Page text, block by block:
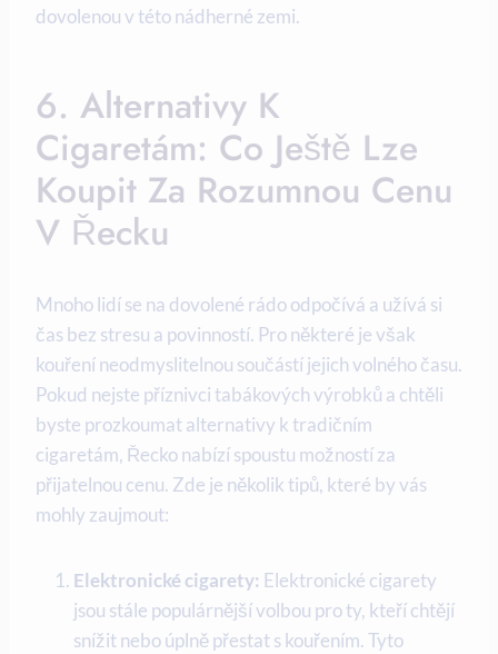
dovolenou v této nádherné zemi.
6. Alternativy K
Cigaretám: Co Ještě Lze
Koupit Za Rozumnou Cenu
V Řecku
Mnoho lidí se na dovolené rádo odpočívá a užívá si
čas bez stresu a povinností. Pro některé je však
kouření neodmyslitelnou součástí jejich volného času.
Pokud nejste příznivci tabákových výrobků a chtěli
byste prozkoumat alternativy k tradičním
cigaretám, Řecko nabízí spoustu možností za
přijatelnou cenu. Zde je několik tipů, které by vás
mohly zaujmout:
Elektronické cigarety: Elektronické cigarety
jsou stále populárnější volbou pro ty, kteří chtějí
snížit nebo úplně přestat s kouřením. Tyto